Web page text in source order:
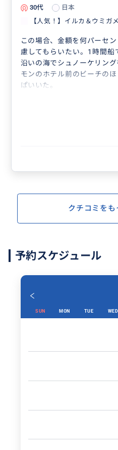
30代 日本
【人気！】イルカ＆ウミガ
この場合、金額を何パーセ
慮してもらいたい。1時間
沿いの海でシュノーケリン
モンのホテル前のビーチの
ぱいいた。
クチコミを
予約スケジュール
SUN MON TUE WED